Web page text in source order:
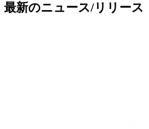
最新のニュース/リリース